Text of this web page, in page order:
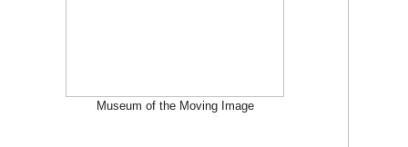
Museum of the Moving Image